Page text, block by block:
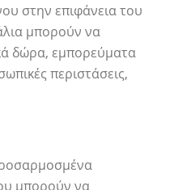
στην επιφάνεια του
μπορούν να
δώρα, εμπορεύματα
περιστάσεις,
μπορούν να